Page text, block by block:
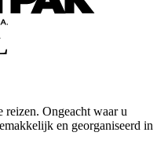
reizen. Ongeacht waar u
en georganiseerd in